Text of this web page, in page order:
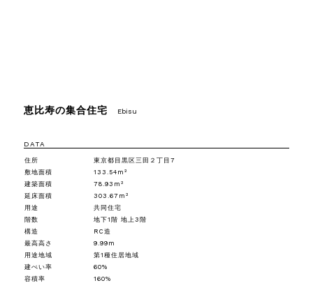
恵比寿の集合住宅 Ebisu
DATA
住所
東京都目黒区三田２丁目7
敷地面積
133.54m²
建築面積
78.93m²
延床面積
303.67m²
用途
共同住宅
階数
地下1階 地上3階
構造
RC造
最高高さ
9.99m
用途地域
第1種住居地域
建ぺい率
60%
容積率
160%